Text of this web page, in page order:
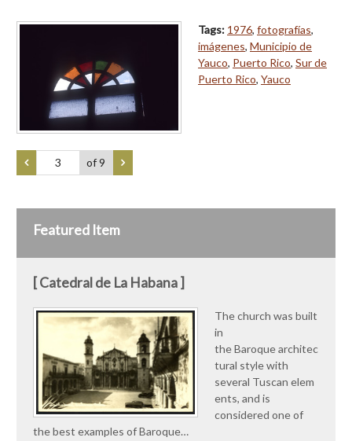
Tags: 1976, fotografías,
imágenes, Municipio de
Yauco, Puerto Rico, Sur de
Puerto Rico, Yauco
of 9
Featured Item
[ Catedral de La Habana ]
The church was built
in
the Baroque architec
tural style with
several Tuscan elem
ents, and is
considered one of
the best examples of Baroque…